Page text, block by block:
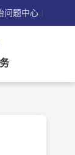
问题中心 |